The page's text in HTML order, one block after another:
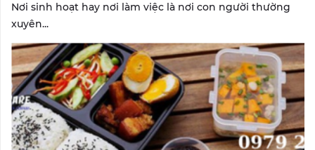
Nơi sinh hoạt hay nơi làm việc là nơi con người thường
xuyên...